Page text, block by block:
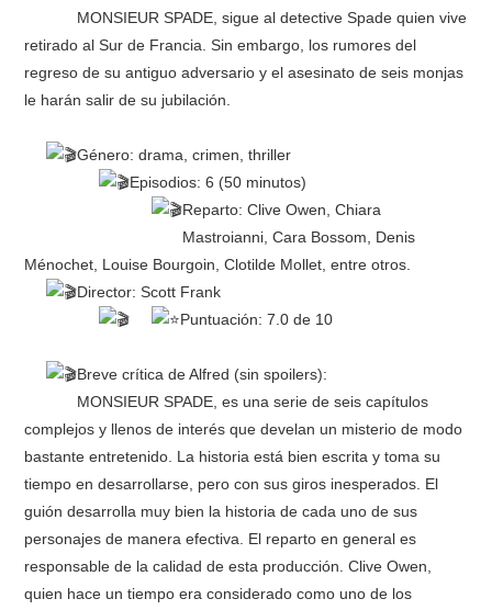
MONSIEUR SPADE, sigue al detective Spade quien vive
retirado al Sur de Francia. Sin embargo, los rumores del
regreso de su antiguo adversario y el asesinato de seis monjas
le harán salir de su jubilación.
Género: drama, crimen, thriller
Episodios: 6 (50 minutos)
Reparto: Clive Owen, Chiara
Mastroianni, Cara Bossom, Denis
Ménochet, Louise Bourgoin, Clotilde Mollet, entre otros.
Director: Scott Frank
Puntuación: 7.0 de 10
Breve crítica de Alfred (sin spoilers):
MONSIEUR SPADE, es una serie de seis capítulos
complejos y llenos de interés que develan un misterio de modo
bastante entretenido. La historia está bien escrita y toma su
tiempo en desarrollarse, pero con sus giros inesperados. El
guión desarrolla muy bien la historia de cada uno de sus
personajes de manera efectiva. El reparto en general es
responsable de la calidad de esta producción. Clive Owen,
quien hace un tiempo era considerado como uno de los